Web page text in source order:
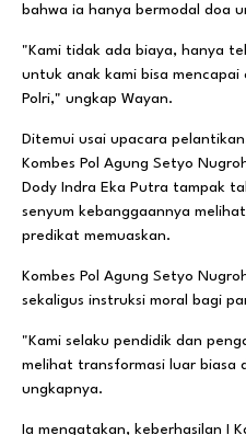
bahwa ia hanya bermodal doa
"Kami tidak ada biaya, hanya
untuk anak kami bisa
Polri," ungkap Wayan.
Ditemui usai upacara
Kombes Pol Agung Setyo
Dody Indra Eka Putra tampak
senyum kebanggaannya
predikat memuaskan.
Kombes Pol Agung Setyo
sekaligus instruksi moral bagi
"Kami selaku pendidik dan
melihat transformasi luar biasa
ungkapnya.
Ia mengatakan, keberhasilan I